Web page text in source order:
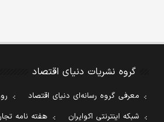
گروه نشریات دنیای اقتصاد
معرفی گروه رسانه‌ای دنیای اقتصاد
شبکه اینترنتی اکوایران
هفته نامه